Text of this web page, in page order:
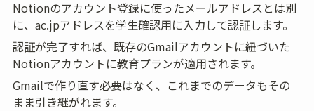
Notionのアカウント登録に使ったメールアドレスとは別
に、ac.jpアドレスを学生確認用に入力して認証します。
認証が完了すれば、既存のGmailアカウントに紐づいた
Notionアカウントに教育プランが適用されます。
Gmailで作り直す必要はなく、これまでのデータもその
まま引き継がれます。